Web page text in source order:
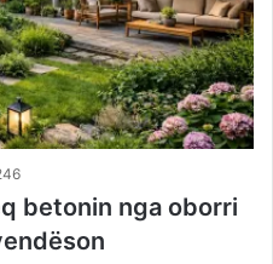
betonin nga oborri